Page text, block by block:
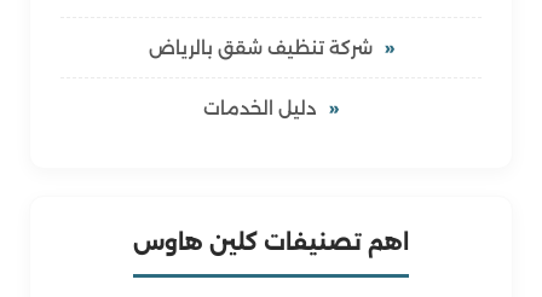
شركة تنظيف شقق بالرياض
دليل الخدمات
اهم تصنيفات كلين هاوس